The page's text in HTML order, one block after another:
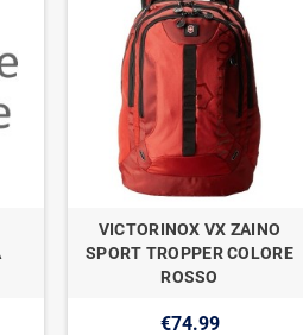
VICTORINOX VX ZAINO
SPORT TROPPER COLORE
ROSSO
€74.99